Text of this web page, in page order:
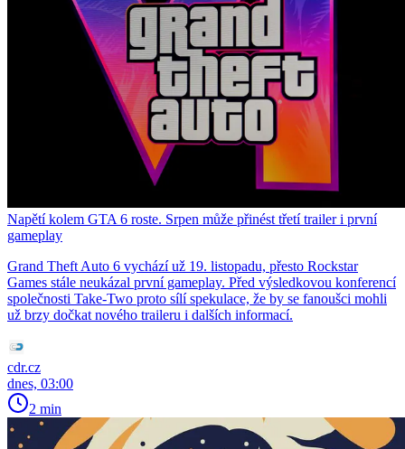
Napětí kolem GTA 6 roste. Srpen může přinést třetí trailer i první
gameplay
Grand Theft Auto 6 vychází už 19. listopadu, přesto Rockstar
Games stále neukázal první gameplay. Před výsledkovou konferencí
společnosti Take-Two proto sílí spekulace, že by se fanoušci mohli
už brzy dočkat nového traileru i dalších informací.
cdr.cz
dnes, 03:00
2 min